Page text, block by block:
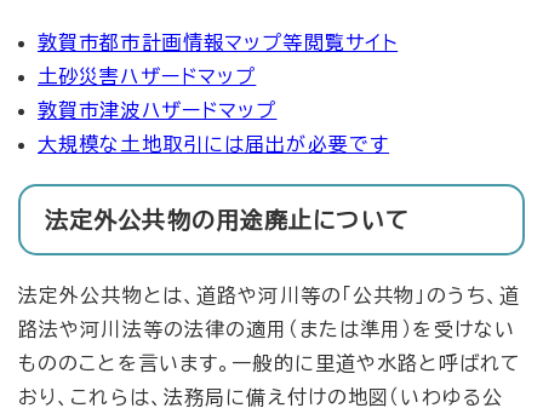
敦賀市都市計画情報マップ等閲覧サイト
土砂災害ハザードマップ
敦賀市津波ハザードマップ
大規模な土地取引には届出が必要です
法定外公共物の用途廃止について
法定外公共物とは、道路や河川等の「公共物」のうち、道
路法や河川法等の法律の適用（または準用）を受けない
もののことを言います。一般的に里道や水路と呼ばれて
おり、これらは、法務局に備え付けの地図（いわゆる公